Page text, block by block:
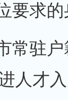
要求
常驻
人才